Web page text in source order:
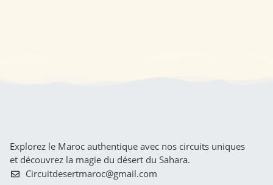
Explorez le Maroc authentique avec nos circuits uniques
et découvrez la magie du désert du Sahara.
Circuitdesertmaroc@gmail.com